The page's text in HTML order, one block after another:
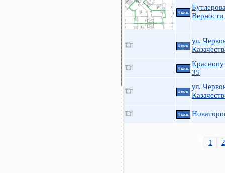
4 ккв.
Верности
4 ккв.
ул.
4 ккв.
35
4 ккв.
ул.
4 ккв.
1 2